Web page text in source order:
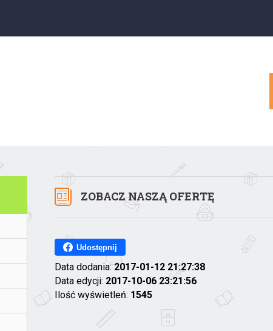
ZOBACZ NASZĄ OFERTĘ
Udostępnij
Data dodania:2017-01-12 21:27:38
Data edycji: 2017-10-06 23:21:56
Ilość wyświetleń: 1545